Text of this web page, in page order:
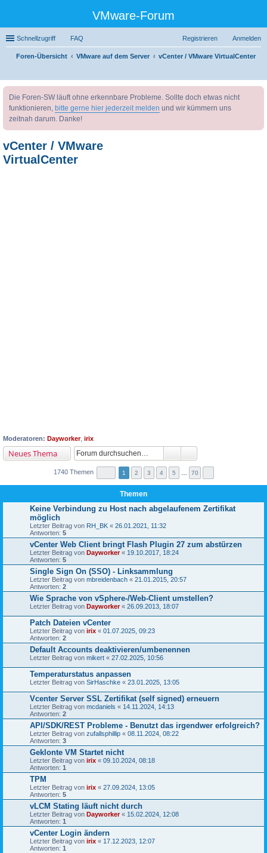
VMware-Forum
Schnellzugriff FAQ Anmelden
Registrieren
Foren-Übersicht VMware auf dem Server vCenter / VMware VirtualCenter
uc
Die Foren-SW läuft ohne erkennbare Probleme. Sollte doch etwas nicht
funktionieren, bitte gerne hier jederzeit melden und wir kümmern uns
zeitnah darum. Danke!
vCenter / VMware
VirtualCenter
Moderatoren: Dayworker, irix
Neues Thema
1740 Themen 1 2 3 4 5 70
Themen
Keine Verbindung zu Host nach abgelaufenem Zertifikat
möglich
Letzter Beitrag von RH_BK « 26.01.2021, 11:32
Antworten: 5
vCenter Web Client bringt Flash Plugin 27 zum abstürzen
Letzter Beitrag von Dayworker« 19.10.2017, 18:24
Antworten: 5
Single Sign On (SSO) - Linksammlung
Letzter Beitrag von mbreidenbach « 21.01.2015, 20:57
Antworten: 2
Wie Sprache von vSphere-/Web-Client umstellen?
Letzter Beitrag von Dayworker« 26.09.2013, 18:07
Patch Dateien vCenter
Letzter Beitrag von irix « 01.07.2025, 09:23
Antworten: 2
Default Accounts deaktivieren/umbenennen
Letzter Beitrag von mikert « 27.02.2025, 10:56
Temperaturstatus anpassen
Letzter Beitrag von SirHaschke « 23.01.2025, 13:05
Vcenter Server SSL Zertifikat (self signed) erneuern
Letzter Beitrag von mcdaniels « 14.11.2024, 14:13
Antworten: 2
API/SDK/REST Probleme - Benutzt das irgendwer erfolgreich?
Letzter Beitrag von zufallsphillip « 08.11.2024, 08:22
Antworten: 3
Geklonte VM Startet nicht
Letzter Beitrag von irix « 09.10.2024, 08:18
Antworten: 1
TPM
Letzter Beitrag von irix « 27.09.2024, 13:05
Antworten: 5
vLCM Stating läuft nicht durch
Letzter Beitrag von Dayworker« 15.02.2024, 12:08
Antworten: 1
vCenter Login ändern
Letzter Beitrag von irix « 17.12.2023, 12:07
Antworten: 1